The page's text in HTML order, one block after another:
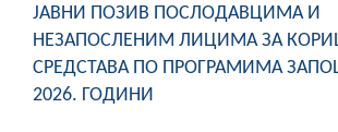
ЈАВНИ ПОЗИВ ПОСЛОДАВЦИМА И
НЕЗАПОСЛЕНИМ ЛИЦИМА ЗА
СРЕДСТАВА ПО ПРОГРАМИМА
2026. ГОДИНИ